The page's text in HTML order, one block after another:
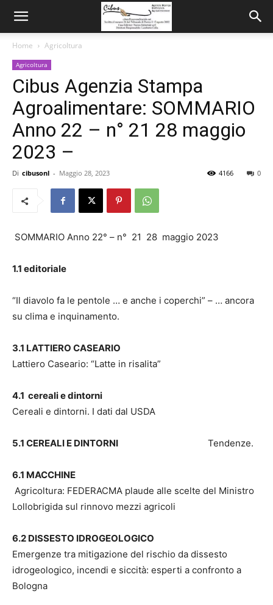
Home Agricoltura
Agricoltura
Cibus Agenzia Stampa
Agroalimentare: SOMMARIO
Anno 22 – n° 21 28 maggio
2023 –
Di cibusonl - Maggio 28, 2023 0
4166
SOMMARIO Anno 22° – n° 21 28 maggio 2023
1.1 editoriale
“Il diavolo fa le pentole … e anche i coperchi” – … ancora
su clima e inquinamento.
3.1 LATTIERO CASEARIO
Lattiero Caseario: “Latte in risalita”
4.1 cereali e dintorni
Cereali e dintorni. I dati dal USDA
5.1 CEREALI E DINTORNI Tendenze.
6.1 MACCHINE
Agricoltura: FEDERACMA plaude alle scelte del Ministro
Lollobrigida sul rinnovo mezzi agricoli
6.2 DISSESTO IDROGEOLOGICO
Emergenze tra mitigazione del rischio da dissesto
idrogeologico, incendi e siccità: esperti a confronto a
Bologna